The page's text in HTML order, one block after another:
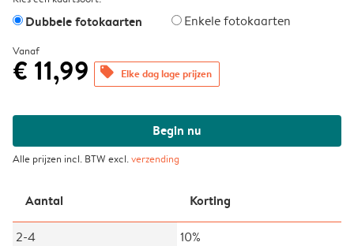
Dubbele fotokaarten Enkele fotokaarten
Vanaf
€ 11,99 offers Elke dag lage prijzen
Begin nu
Alle prijzen incl. BTW excl.verzending
Aantal Korting
2-4
10%